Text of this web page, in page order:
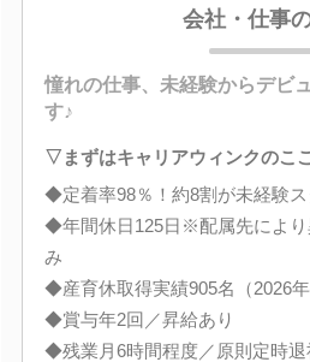
会社・仕事
憧れの仕事、未経験からデビ
す♪
▽まずはキャリアウィンクのこ
◆定着率98％！約8割が未経験ス
◆年間休日125日※配属先により
み
◆産育休取得実績905名（2026年
◆賞与年2回／昇給あり
◆残業月6時間程度／原則定時退